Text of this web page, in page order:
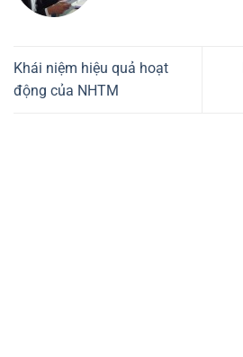
Khái niệm hiệu quả hoạt
động của NHTM